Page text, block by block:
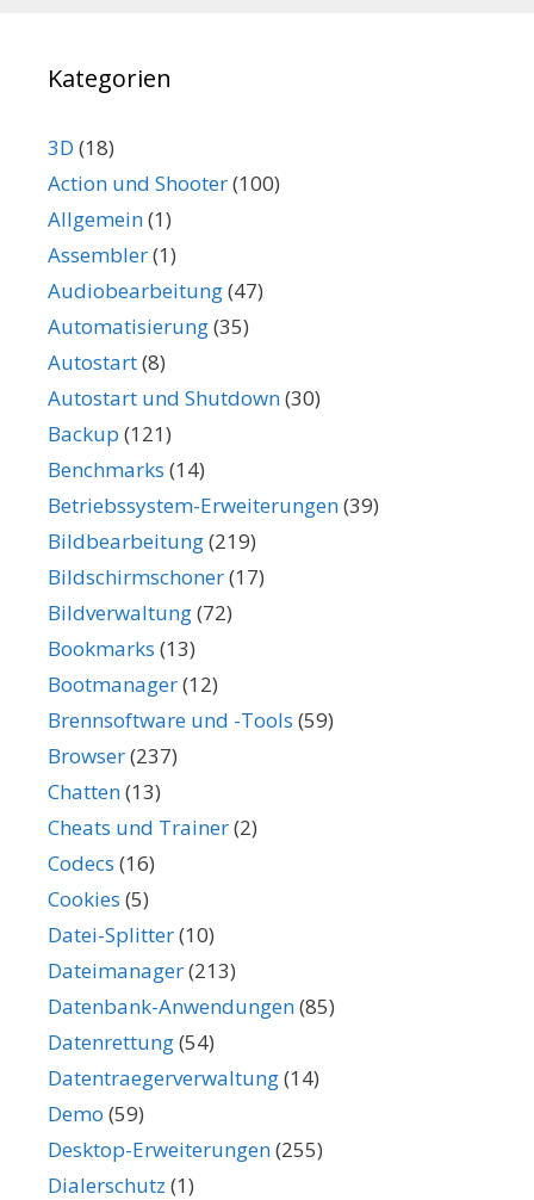
Kategorien
3D (18)
Action und Shooter(100)
Allgemein(1)
Assembler(1)
Audiobearbeitung(47)
Automatisierung(35)
Autostart(8)
Autostart und Shutdown(30)
Backup (121)
Benchmarks (14)
Betriebssystem-Erweiterungen(39)
Bildbearbeitung(219)
Bildschirmschoner(17)
Bildverwaltung(72)
Bookmarks (13)
Bootmanager(12)
Brennsoftware und -Tools (59)
Browser(237)
Chatten(13)
Cheats und Trainer(2)
Codecs (16)
Cookies (5)
Datei-Splitter(10)
Dateimanager(213)
Datenbank-Anwendungen(85)
Datenrettung(54)
Datentraegerverwaltung(14)
Demo (59)
Desktop-Erweiterungen(255)
Dialerschutz (1)